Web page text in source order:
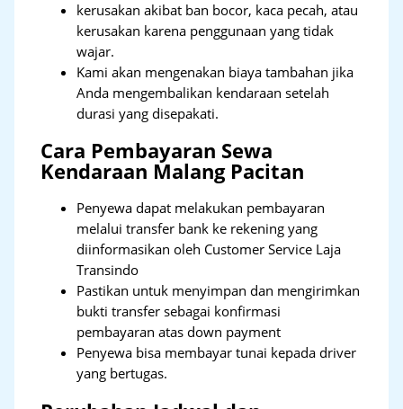
kerusakan akibat ban bocor, kaca pecah, atau
kerusakan karena penggunaan yang tidak
wajar.
Kami akan mengenakan biaya tambahan jika
Anda mengembalikan kendaraan setelah
durasi yang disepakati.
Cara Pembayaran Sewa
Kendaraan Malang Pacitan
Penyewa dapat melakukan pembayaran
melalui transfer bank ke rekening yang
diinformasikan oleh Customer Service Laja
Transindo
Pastikan untuk menyimpan dan mengirimkan
bukti transfer sebagai konfirmasi
pembayaran atas down payment
Penyewa bisa membayar tunai kepada driver
yang bertugas.